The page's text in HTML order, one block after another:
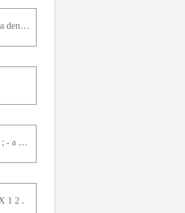
O consumo de combustível de um certo automóvel é uma variável aleatória, medida em quilômetros por litro. Admita que a densidade de probabilidade dessa variável é expressa pela seguinte função: f x =
O tempo de corrosão, em anos, de uma certa peça metálica é uma variável com densidade: f x = a x , 0 ≤ x ≤ 1 ; a , 1x ≤ 2 ; - a x + 3 a ,2x ≤ 3 ; 0 , c a s oc o n t r á r i o . á Calcule a constante a
1 2 .